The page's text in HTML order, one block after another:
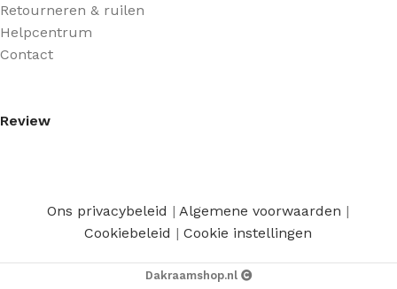
Retourneren & ruilen
Helpcentrum
Contact
Review
Ons privacybeleid | Algemene voorwaarden |
Cookiebeleid |Cookie instellingen
Dakraamshop.nl